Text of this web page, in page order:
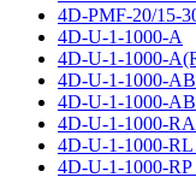
4D-PMF-20/15-
4D-U-1-1000-A
4D-U-1-1000-
4D-U-1-1000-AB
4D-U-1-1000-
4D-U-1-1000-RA
4D-U-1-1000-RL
4D-U-1-1000-RP